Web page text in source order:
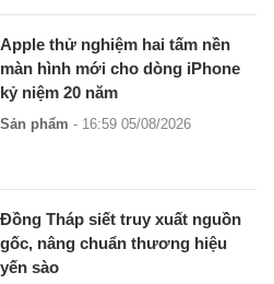
Apple thử nghiệm hai tấm nền
màn hình mới cho dòng iPhone
kỷ niệm 20 năm
Sản phẩm - 16:59 05/08/2026
Đồng Tháp siết truy xuất nguồn
gốc, nâng chuẩn thương hiệu
yến sào